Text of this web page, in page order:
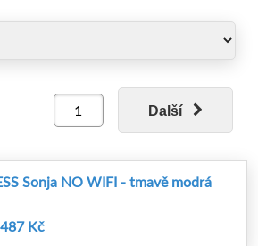
Další
Sonja NO WIFI - tmavě modrá
Kč